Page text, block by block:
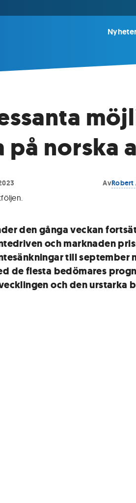
på norska
AvRobert
.
den gånga veckan
och marknaden
till september
de flesta bedömares
och den urstarka